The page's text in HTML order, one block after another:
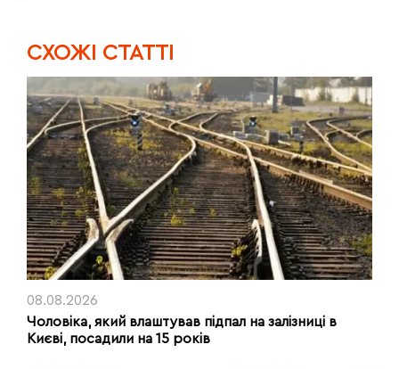
CХОЖІ СТАТТІ
08.08.2026
Чоловіка, який влаштував підпал на залізниці в
Києві, посадили на 15 років